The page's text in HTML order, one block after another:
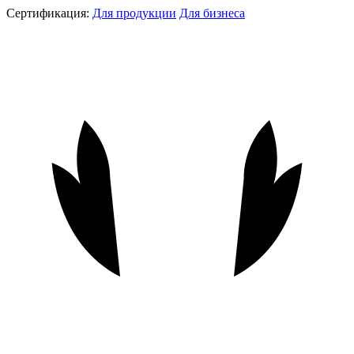
Сертификация: Для продукции Для бизнеса